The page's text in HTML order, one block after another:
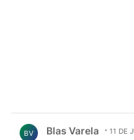
BV Blas Varela 11 DE